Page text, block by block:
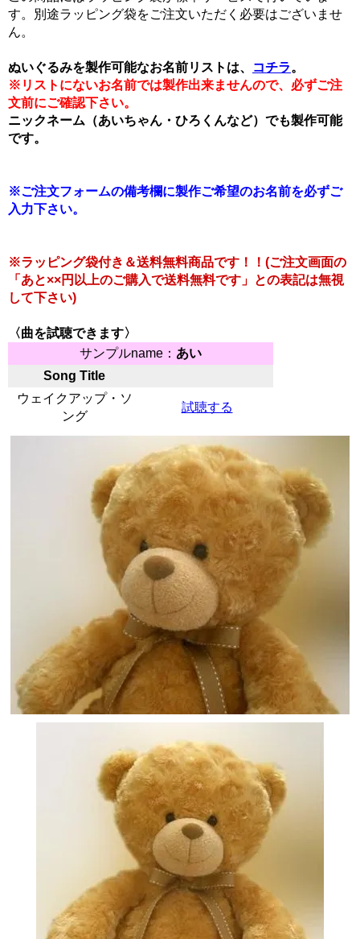
す。別途ラッピング袋をご注文いただく必要はございませ
ん。
ぬいぐるみを製作可能なお名前リストは、 コチラ。
※リストにないお名前では製作出来ませんので、必ずご注
文前にご確認下さい。
ニックネーム（あいちゃん・ひろくんなど）でも製作可能
です。
※ご注文フォームの備考欄に製作ご希望のお名前を必ずご
入力下さい。
※ラッピング袋付き＆送料無料商品です！！(ご注文画面の
「あと××円以上のご購入で送料無料です」との表記は無視
して下さい)
〈曲を試聴できます〉
サンプルname： あい
Song Title
ウェイクアップ・ソ
ング
試聴する